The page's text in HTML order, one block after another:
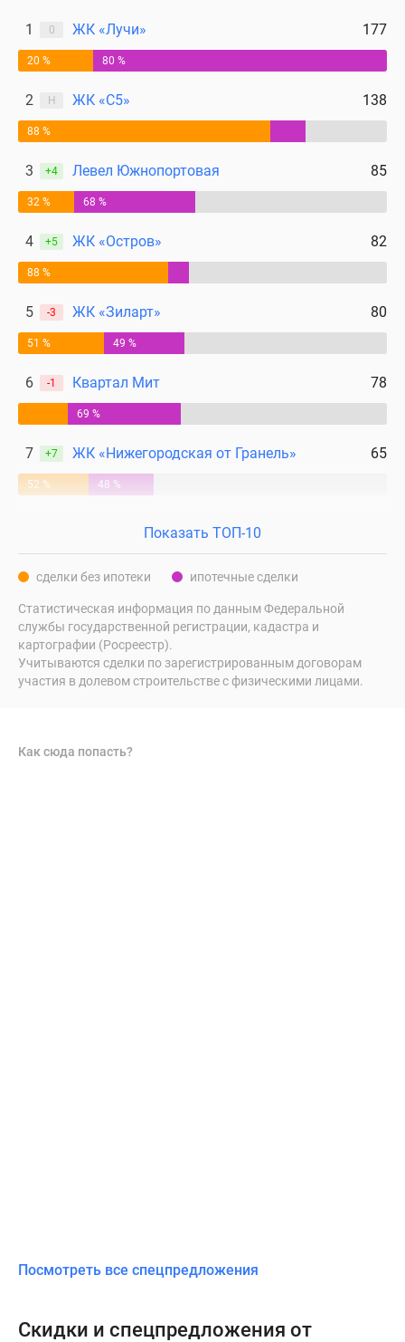
1 0 ЖК «Лучи» 177
20 % 80 %
2 Н ЖК «С5» 138
88 %
3 +4 Левел Южнопортовая 85
32 % 68 %
4 +5 ЖК «Остров» 82
88 %
5 -3 ЖК «Зиларт» 80
51 % 49 %
6 -1 Квартал Мит 78
69 %
7 +7 ЖК «Нижегородская от Гранель» 65
52 % 48 %
Показать ТОП-10
сделки без ипотеки ипотечные сделки
Статистическая информация по данным Федеральной
службы государственной регистрации, кадастра и
картографии (Росреестр).
Учитываются сделки по зарегистрированным договорам
участия в долевом строительстве с физическими лицами.
Как сюда попасть?
Посмотреть все спецпредложения
Скидки и спецпредложения от